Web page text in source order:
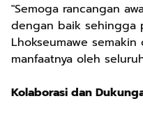
"Semoga rancangan
dengan baik sehingga
Lhokseumawe
manfaatnya oleh
Kolaborasi dan